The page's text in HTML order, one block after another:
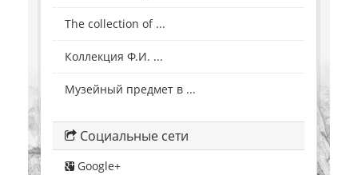
The collection of ...
Коллекция Ф.И. ...
Музейный предмет в ...
Социальные сети
Google+